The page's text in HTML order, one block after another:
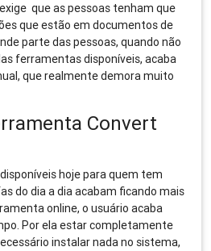
que as pessoas tenham que
que estão em documentos de
parte das pessoas, quando não
ferramentas disponíveis, acaba
que realmente demora muito
Convert
hoje para quem tem
do dia a dia acabam ficando mais
online, o usuário acaba
Por ela estar completamente
instalar nada no sistema,